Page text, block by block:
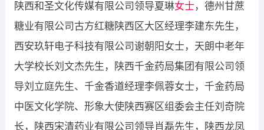
陕西和圣文化传媒有限公司领导夏琳女士，德州甘蔗
糖业有限公司古方红糖陕西区大区经理李建东先生，
西安玖轩电子科技有限公司谢朝阳女士，天朗中老年
大学校长刘文杰先生，陕西千金药局集团有限公司领
导刘立庭先生、千金香道经理李佩蓉女士，千金药局
中医文化学院、形象大使陕西赛区组委会主任刘奇院
长，陕西宋清药业有限公司领导肖磊先生，陕西龙凤